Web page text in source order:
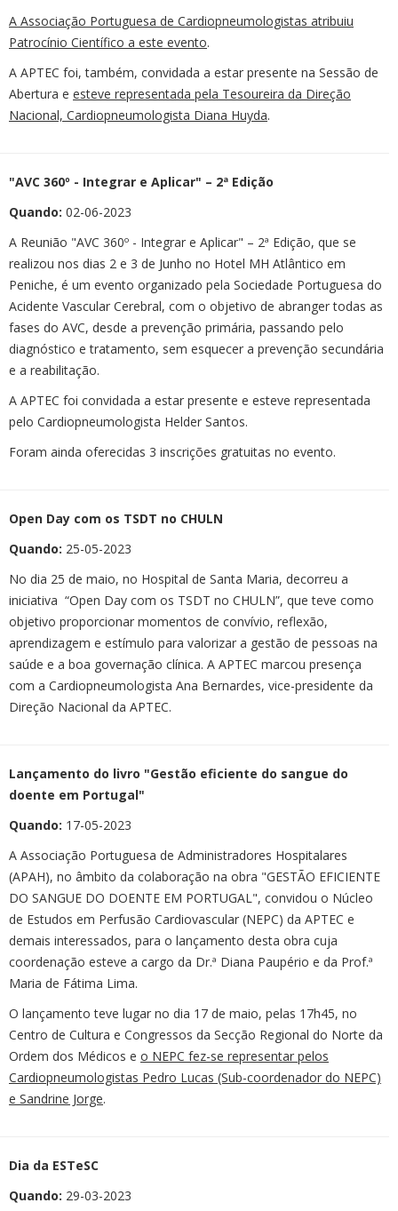
A Associação Portuguesa de Cardiopneumologistas atribuiu
Patrocínio Científico a este evento.
A APTEC foi, também, convidada a estar presente na Sessão de
Abertura e esteve representada pela Tesoureira da Direção
Nacional, Cardiopneumologista Diana Huyda.
"AVC 360º - Integrar e Aplicar" – 2ª Edição
Quando: 02-06-2023
A Reunião "AVC 360º - Integrar e Aplicar" – 2ª Edição, que se
realizou nos dias 2 e 3 de Junho no Hotel MH Atlântico em
Peniche, é um evento organizado pela Sociedade Portuguesa do
Acidente Vascular Cerebral, com o objetivo de abranger todas as
fases do AVC, desde a prevenção primária, passando pelo
diagnóstico e tratamento, sem esquecer a prevenção secundária
e a reabilitação.
A APTEC foi convidada a estar presente e esteve representada
pelo Cardiopneumologista Helder Santos.
Foram ainda oferecidas 3 inscrições gratuitas no evento.
Open Day com os TSDT no CHULN
Quando: 25-05-2023
No dia 25 de maio, no Hospital de Santa Maria, decorreu a
iniciativa “Open Day com os TSDT no CHULN”, que teve como
objetivo proporcionar momentos de convívio, reflexão,
aprendizagem e estímulo para valorizar a gestão de pessoas na
saúde e a boa governação clínica. A APTEC marcou presença
com a Cardiopneumologista Ana Bernardes, vice-presidente da
Direção Nacional da APTEC.
Lançamento do livro "Gestão eficiente do sangue do
doente em Portugal"
Quando: 17-05-2023
A Associação Portuguesa de Administradores Hospitalares
(APAH), no âmbito da colaboração na obra "GESTÃO EFICIENTE
DO SANGUE DO DOENTE EM PORTUGAL", convidou o Núcleo
de Estudos em Perfusão Cardiovascular (NEPC) da APTEC e
demais interessados, para o lançamento desta obra cuja
coordenação esteve a cargo da Dr.ª Diana Paupério e da Prof.ª
Maria de Fátima Lima.
O lançamento teve lugar no dia 17 de maio, pelas 17h45, no
Centro de Cultura e Congressos da Secção Regional do Norte da
Ordem dos Médicos e o NEPC fez-se representar pelos
Cardiopneumologistas Pedro Lucas (Sub-coordenador do NEPC)
e Sandrine Jorge.
Dia da ESTeSC
Quando: 29-03-2023